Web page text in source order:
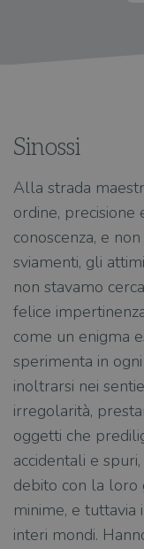
Sinossi
Alla strada
ordine, precisione
conoscenza, e
sviamenti, gli
non stavamo
felice
come un enigma
sperimenta in
inoltrarsi nei
irregolarità,
oggetti che
accidentali e
debito con la loro
minime, e tuttavia
interi mondi.